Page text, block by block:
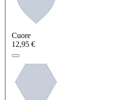
Cuore
12,95 €